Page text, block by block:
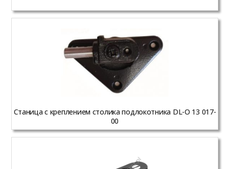
Станица с креплением столика подлокотника DL-O 13 017-
00